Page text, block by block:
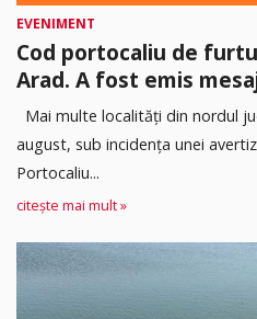
EVENIMENT
Cod portocaliu de
Arad. A fost emis mesaj
Mai multe localități din nordul
august, sub incidența unei
Portocaliu...
citește mai mult »